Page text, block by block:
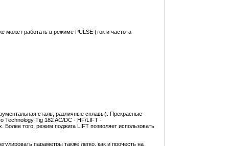
работать в режиме PULSE (ток и частота
сталь, различные сплавы). Прекрасные
Technology Tig 182 AC/DC - HF/LIFT -
того, режим поджига LIFT позволяет использовать
параметры также легко, как и прочесть на